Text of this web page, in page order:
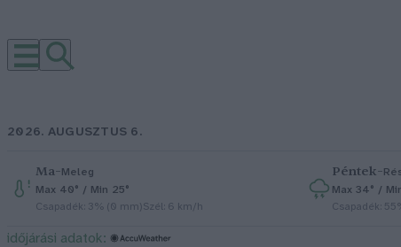
2026. AUGUSZTUS 6.
Ma–Meleg
Max 40° / Min 25°
Csapadék: 3% (0 mm)Szél: 6 km/h
Péntek–
Max 34° /
Csapadék:
időjárási adatok: